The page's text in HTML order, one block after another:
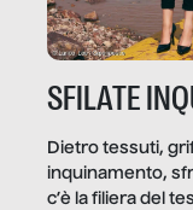
SFILATE
Dietro tessuti,
inquinamento,
c’è la filiera del